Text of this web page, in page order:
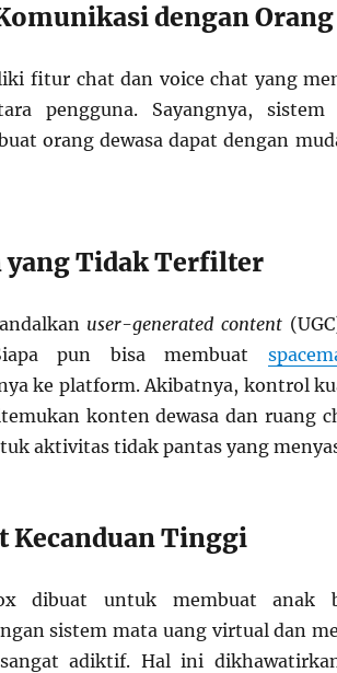
dengan
fitur chat dan voice chat yang
pengguna. Sayangnya,
orang dewasa dapat dengan
yang Tidak Terfilter
user-generated content
pun bisa membuat
ke platform. Akibatnya, kontrol
konten dewasa dan ruang
aktivitas tidak pantas yang
Kecanduan Tinggi
dibuat untuk membuat anak
sistem mata uang virtual dan
adiktif. Hal ini